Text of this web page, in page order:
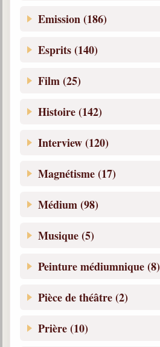
Emission (186)
Esprits (140)
Film (25)
Histoire (142)
Interview (120)
Magnétisme (17)
Médium (98)
Musique (5)
Peinture médiumnique (8)
Pièce de théâtre (2)
Prière (10)